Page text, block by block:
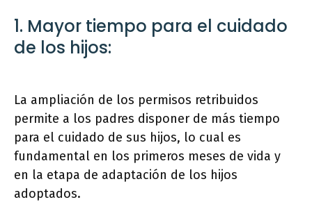
1. Mayor tiempo para el cuidado
de los hijos:
La ampliación de los permisos retribuidos
permite a los padres disponer de más tiempo
para el cuidado de sus hijos, lo cual es
fundamental en los primeros meses de vida y
en la etapa de adaptación de los hijos
adoptados.